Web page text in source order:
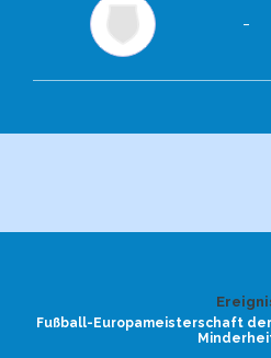
-
Fußball-Europameisterschaft